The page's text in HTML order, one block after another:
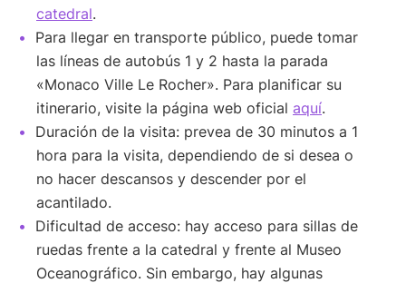
catedral.
Para llegar en transporte público, puede tomar
las líneas de autobús 1 y 2 hasta la parada
«Monaco Ville Le Rocher». Para planificar su
itinerario, visite la página web oficial aquí.
Duración de la visita: prevea de 30 minutos a 1
hora para la visita, dependiendo de si desea o
no hacer descansos y descender por el
acantilado.
Dificultad de acceso: hay acceso para sillas de
ruedas frente a la catedral y frente al Museo
Oceanográfico. Sin embargo, hay algunas